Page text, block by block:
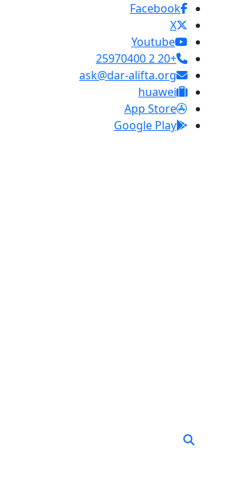
Facebook
X
Youtube
+20 2 25970400
ask@dar-alifta.org
huawei
App Store
Google Play